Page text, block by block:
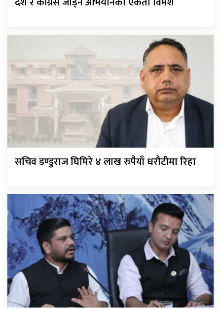
सचिव डण्डुराज घिमिरे ४ लाख रुपैयाँ धरौटीमा रिहा